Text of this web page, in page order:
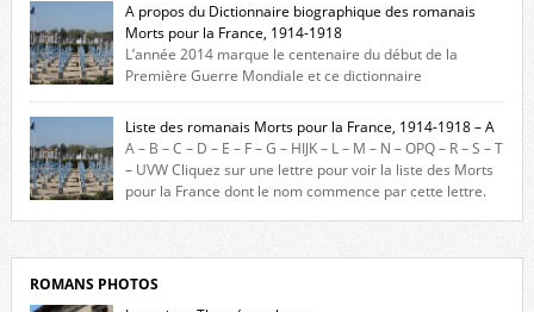
A propos du Dictionnaire biographique des romanais
Morts pour la France, 1914-1918
L’année 2014 marque le centenaire du début de la
Première Guerre Mondiale et ce dictionnaire
biographique veut rendre hommage aux romanais Morts pour la
France durant ce conflit. La base de cette recherche historique est
constituée des noms gravés sur les plaques commémoratives de
l’Hôtel de Ville, du lycée du Dauphiné et du lycée Triboulet, […]
Liste des romanais Morts pour la France, 1914-1918 – A
A – B – C – D – E – F – G – HIJK – L – M – N – OPQ – R – S – T
– UVW Cliquez sur une lettre pour voir la liste des Morts
pour la France dont le nom commence par cette lettre.
ROMANS PHOTOS